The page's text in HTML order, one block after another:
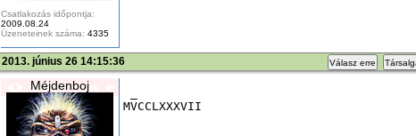
Csatlakozás időpontja:
2009.08.24
Üzeneteinek száma: 4335
2013. június 26 14:15:36 Válasz erre
Méjdenboj
MVCCLXXXVII